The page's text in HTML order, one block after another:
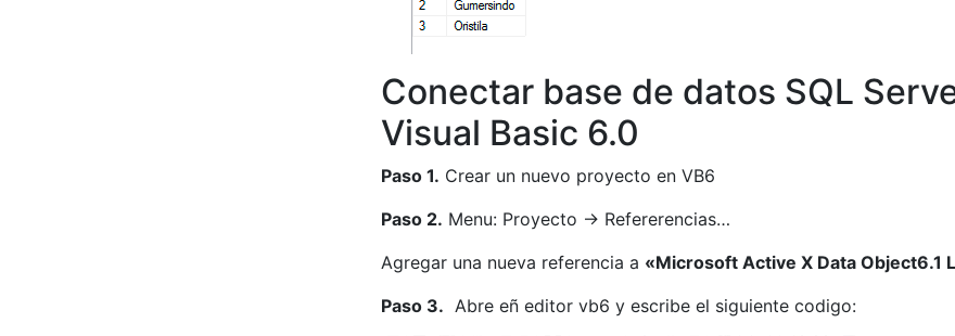
Conectar base de datos SQL
Visual Basic 6.0
Paso 1. Crear un nuevo proyecto en VB6
Paso 2. Menu: Proyecto -> Refererencias…
Agregar una nueva referencia a «Microsoft Active X Data Object6.1
Paso 3. Abre eñ editor vb6 y escribe el siguiente codigo: